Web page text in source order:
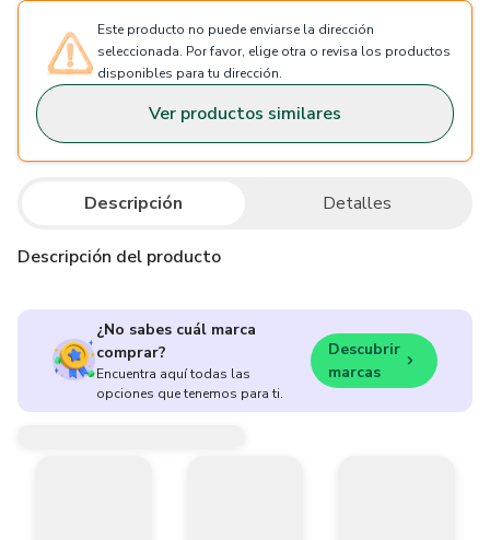
Este producto no puede enviarse la dirección
seleccionada. Por favor, elige otra o revisa los productos
disponibles para tu dirección.
Ver productos similares
Descripción Detalles
Descripción del producto
¿No sabes cuál marca
comprar?
Encuentra aquí todas las
opciones que tenemos para ti.
Descubrir
marcas